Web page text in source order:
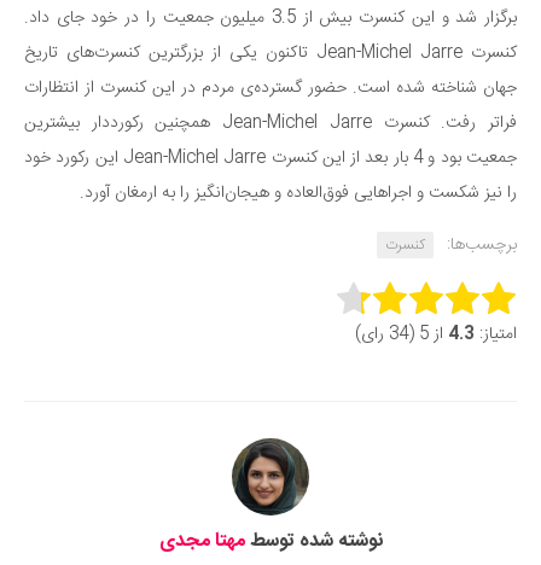
برگزار شد و این کنسرت بیش از 3.5 میلیون جمعیت را در خود جای داد.
کنسرت Jean-Michel Jarre تاکنون یکی از بزرگترین کنسرت‌های تاریخ
جهان شناخته شده است. حضور گسترده‌ی مردم در این کنسرت از انتظارات
فراتر رفت. کنسرت Jean-Michel Jarre همچنین رکورددار بیشترین
جمعیت بود و 4 بار بعد از این کنسرت Jean-Michel Jarre این رکورد خود
را نیز شکست و اجراهایی فوق‌العاده و هیجان‌انگیز را به ارمغان آورد.
برچسب‌ها:
کنسرت
Rate this item:
امتیاز: 4.3 از 5 (34 رای)
نوشته شده توسطمهتا مجدی